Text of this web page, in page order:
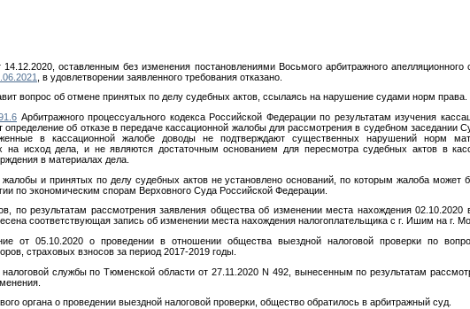
оставленным без изменения постановлениями Восьмого арбитражного апелляционного
, в удовлетворении заявленного требования отказано.
вопрос об отмене принятых по делу судебных актов, ссылаясь на нарушение судами норм права.
Арбитражного процессуального кодекса Российской Федерации по результатам изучения
об отказе в передаче кассационной жалобы для рассмотрения в судебном заседании
в кассационной жалобе доводы не подтверждают существенных нарушений норм
на исход дела, и не являются достаточным основанием для пересмотра судебных актов в
в материалах дела.
жалобы и принятых по делу судебных актов не установлено оснований, по которым жалоба может
по экономическим спорам Верховного Суда Российской Федерации.
по результатам рассмотрения заявления общества об изменении места нахождения 02.10.2020
соответствующая запись об изменении места нахождения налогоплательщика с г. Ишим на г.
от 05.10.2020 о проведении в отношении общества выездной налоговой проверки по
страховых взносов за период 2017-2019 годы.
службы по Тюменской области от 27.11.2020 N 492, вынесенным по результатам
органа о проведении выездной налоговой проверки, общество обратилось в арбитражный суд.